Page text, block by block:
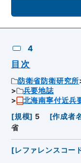
4
目次
防衛省防衛研究所
兵要地誌
北海南寧付近兵
[規模] 5 [作成者
省
[レファレンスコー